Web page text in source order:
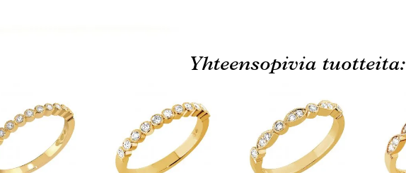
Yhteensopivia tuotteita: